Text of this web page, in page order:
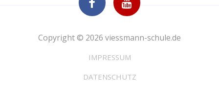
Copyright © 2026 viessmann-schule.de
IMPRESSUM
DATENSCHUTZ